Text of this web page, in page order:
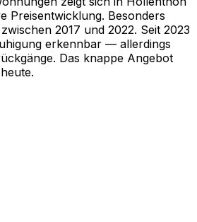
Preisentwicklung. Besonders
2017 und 2022. Seit 2023
erkennbar — allerdings
Das knappe Angebot